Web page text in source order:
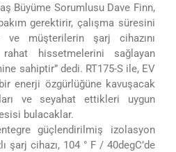
Büyüme Sorumlusu Dave Finn,
gerektirir, çalışma süresini
müşterilerin şarj cihazını
hissetmelerini sağlayan
sahiptir” dedi. RT175-S ile, EV
enerji özgürlüğüne kavuşacak
ve seyahat ettikleri uygun
bulacaklar.
güçlendirilmiş izolasyon
şarj cihazı, 104 ° F / 40degC’de